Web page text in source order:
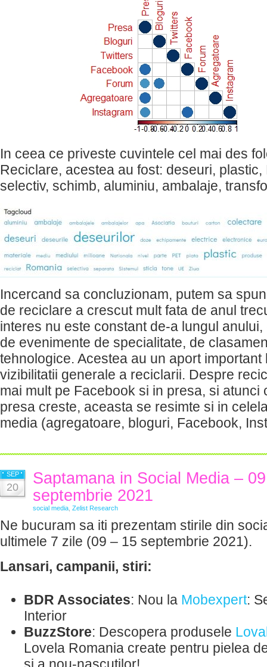
In ceea ce priveste cuvintele cel mai des
Reciclare, acestea au fost: deseuri, plastic,
selectiv, schimb, aluminiu, ambalaje,
Incercand sa concluzionam, putem sa
de reciclare a crescut mult fata de anul
interes nu este constant de-a lungul
de evenimente de specialitate, de
tehnologice. Acestea au un aport important
vizibilitatii generale a reciclarii. Despre
mai mult pe Facebook si in presa, si atunci
presa creste, aceasta se resimte si in
media (agregatoare, bloguri, Facebook,
SEP
20
Saptamana in Social Media –
septembrie 2021
social media Zelist Research
Ne bucuram sa iti prezentam stirile din
ultimele 7 zile (09 – 15 septembrie 2021).
Lansari, campanii, stiri:
BDR Associates: Nou la Mobexpert:
Interior
BuzzStore: Descopera produsele
Lovela Romania create pentru pielea